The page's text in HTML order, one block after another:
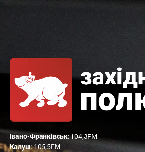
Івано-Франківськ: 104,3FM
Калуш: 105,5FM